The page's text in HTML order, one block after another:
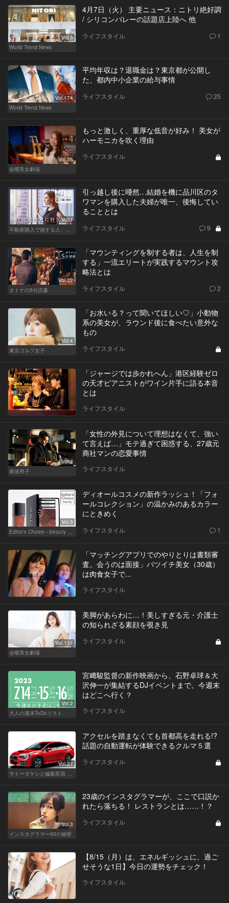
Vol.5
World Trend News
4月7日（火） 主要ニュース：ニトリ絶好調
/ シリコンバレーの話題店上陸へ 他
ライフスタイル 1
Vol.174
World Trend News
平均年収は？退職金は？東京都が公開し
た、都内中小企業の給与事情
ライフスタイル 25
Vol.35
金曜美女劇場
もっと激しく、重厚な低音が好み！ 美女が
ハーモニカを吹く理由
ライフスタイル
Vol.1
不動産購入で損する人、得する人
引っ越し後に唖然…結婚を機に品川区のタ
ワマンを購入した夫婦が唯一、後悔してい
ることとは
ライフスタイル 9
Vol.22
オトナの5分読書
「マウンティングを制する者は、人生を制
する」一流エリートが実践するマウント攻
略法とは
ライフスタイル 2
Vol.4
東京ゴルフ女子
「お水いる？って聞いてほしい♡」小動物
系の美女が、ラウンド後に食べたい意外な
もの
ライフスタイル
「ジャージでは歩かれへん」港区経験ゼロ
の天才ピアニストがワイン片手に語る本音
とは
ライフスタイル
Vol.2
東彼男子
「女性の外見について理想はなくて、強い
て言えば…」モテ過ぎて困惑する、27歳元
商社マンの恋愛事情
ライフスタイル
Vol.5
Editor's Choice～beauty & wellness～
ディオールコスメの新作ラッシュ！「フォ
ールコレクション」の温かみのあるカラー
にときめく
ライフスタイル 1
「マッチングアプリでのやりとりは書類審
査。会うのは面接」バツイチ美女（30歳）
は肉食女子で...
ライフスタイル
Vol.131
金曜美女劇場
美脚があらわに…！美しすぎる元・介護士
の知られざる素顔を覗き見
ライフスタイル
Vol.2
大人の週末ToDoリスト
宮﨑駿監督の新作映画から、石野卓球＆大
沢伸一が集結するDJイベントまで。今週末
はどこへ行く？
ライフスタイル
Vol.27
サトータケシと編集部員 船山の"CAR GENTSへの道"
アクセルを踏まなくても首都高を走れる!?
話題の自動運転が体験できるクルマ５選
ライフスタイル
Vol.3
インスタグラマー50の秘密
23歳のインスタグラマーが、ここで口説か
れたら落ちる！ レストランとは……！？
ライフスタイル
【8/15（月）は、エネルギッシュに、過ご
せそうな1日】今日の運勢をチェック！
ライフスタイル